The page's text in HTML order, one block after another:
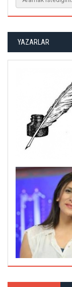
YAZARLAR